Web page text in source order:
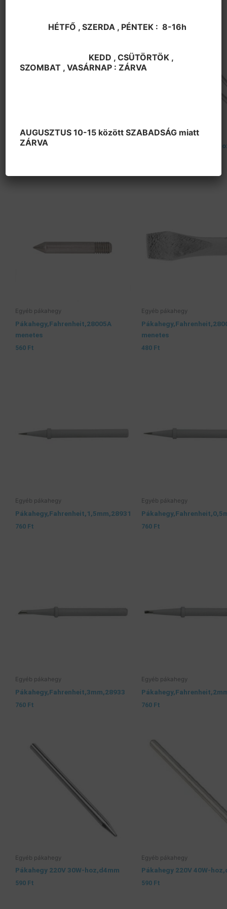
Egyéb pákahegy
Pákahegy pisztolypákához
Egyéb pákahegy
Pákahegy
Egyéb pákahegy
Pákahegy,Fahrenheit,28005A
menetes
560 Ft
Egyéb pákahegy
menetes
480 Ft
Egyéb pákahegy
Pákahegy,Fahrenheit,1,5mm,28931
760 Ft
Egyéb pákahegy
760 Ft
Egyéb pákahegy
Pákahegy,Fahrenheit,3mm,28933
760 Ft
Egyéb pákahegy
760 Ft
Egyéb pákahegy
Pákahegy 220V 30W-hoz,d4mm
590 Ft
Egyéb pákahegy
Pákahegy 220V 40W-
590 Ft
HÉTFŐ , SZERDA , PÉNTEK : 8-16h
KEDD , CSÜTÖRTÖK ,
SZOMBAT , VASÁRNAP : ZÁRVA
AUGUSZTUS 10-15 között SZABADSÁG miatt
ZÁRVA